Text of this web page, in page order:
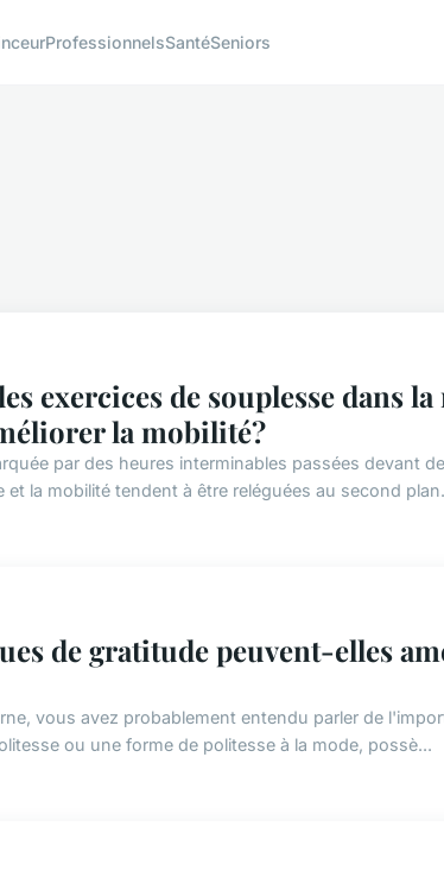
ProfessionnelsSantéSeniors
exercices de souplesse dans
la mobilité?
par des heures interminables passées devant
la mobilité tendent à être reléguées au second
de gratitude peuvent-elles
vous avez probablement entendu parler de
ou une forme de politesse à la mode, possè...